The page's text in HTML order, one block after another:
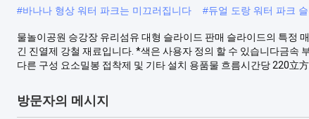
#바나나 형상 워터 파크는 미끄러집니다 #듀얼 도랑 워터 파크
물놀이공원 승강장 유리섬유 대형 슬라이드 판매 슬라이드의 특
긴 진열제 강철 재료입니다. *색은 사용자 정의 할 수 있습니다금
다른 구성 요소밀봉 접착제 및 기타 설치 용품물 흐름시간당 220立方
방문자의 메시지